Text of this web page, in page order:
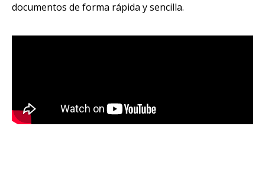
documentos de forma rápida y sencilla.